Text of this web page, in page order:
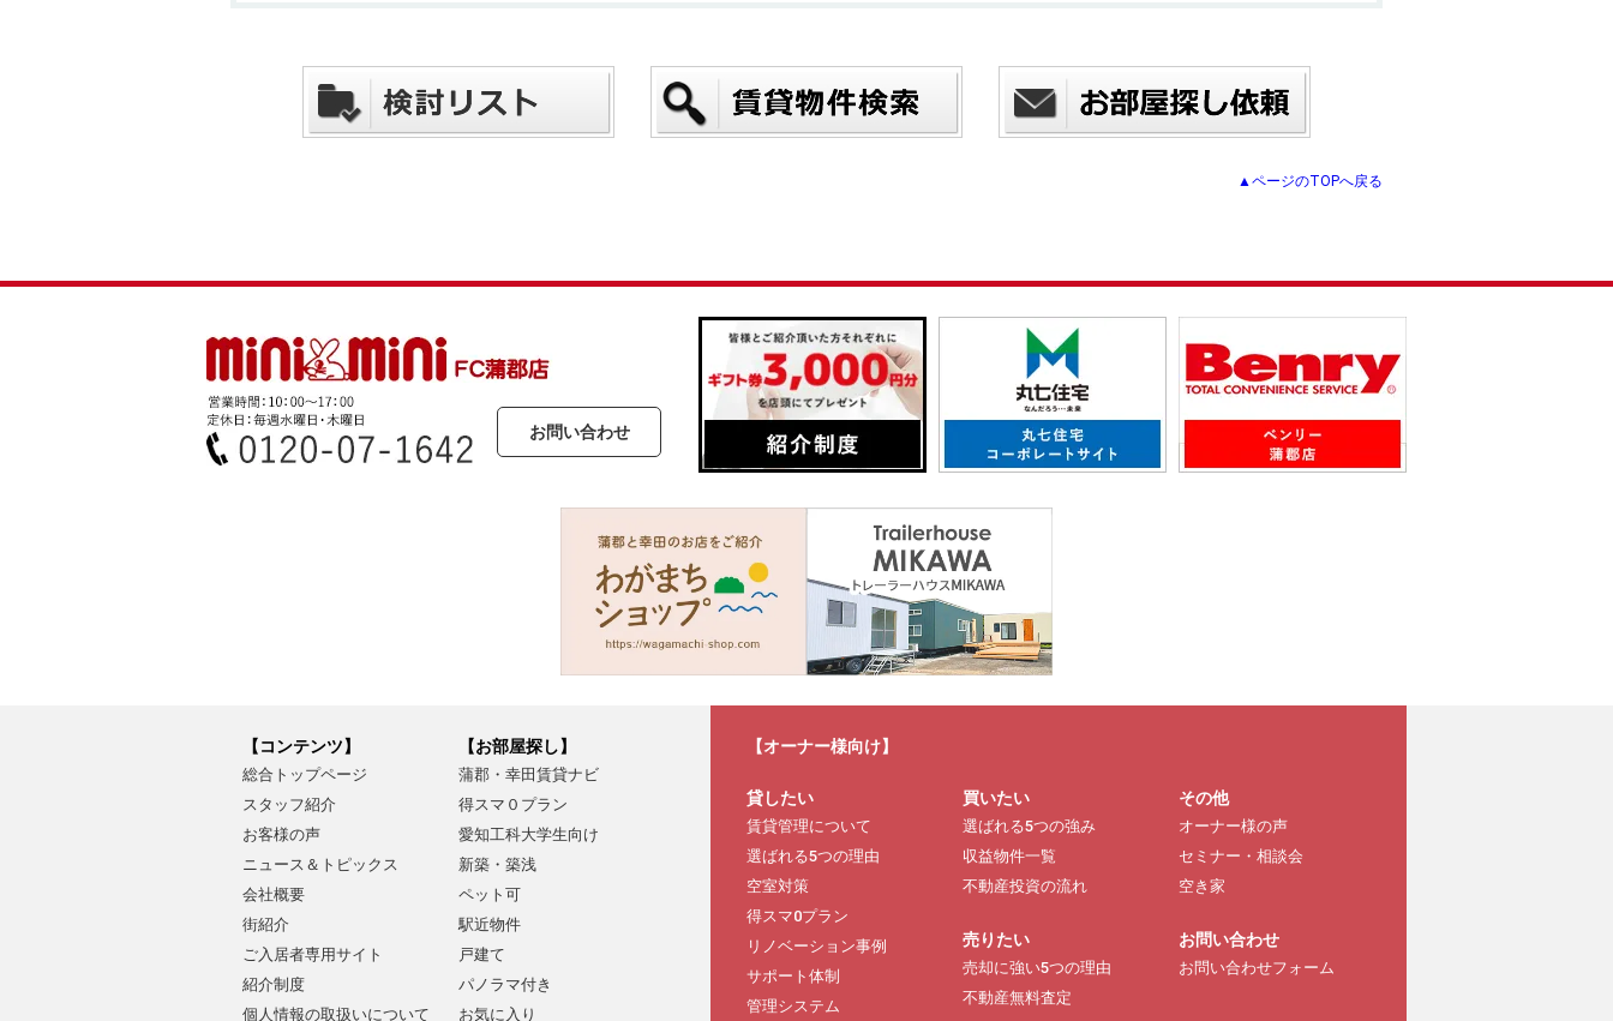
▲ページのTOPへ戻る
お問い合わせ
【コンテンツ】
総合トップページ
スタッフ紹介
お客様の声
ニュース＆トピックス
会社概要
街紹介
ご入居者専用サイト
紹介制度
個人情報の取扱いについて
【お部屋探し】
蒲郡・幸田賃貸ナビ
得スマ０プラン
愛知工科大学生向け
新築・築浅
ペット可
駅近物件
戸建て
パノラマ付き
お気に入り
【オーナー様向け】
貸したい
賃貸管理について
選ばれる5つの理由
空室対策
得スマ0プラン
リノベーション事例
サポート体制
管理システム
買いたい
選ばれる5つの強み
収益物件一覧
不動産投資の流れ
売りたい
売却に強い5つの理由
不動産無料査定
その他
オーナー様の声
セミナー・相談会
空き家
お問い合わせ
お問い合わせフォーム